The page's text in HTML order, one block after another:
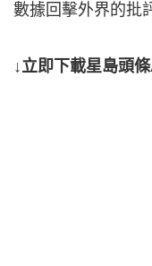
數據回擊外界的批
↓立即下載星島頭